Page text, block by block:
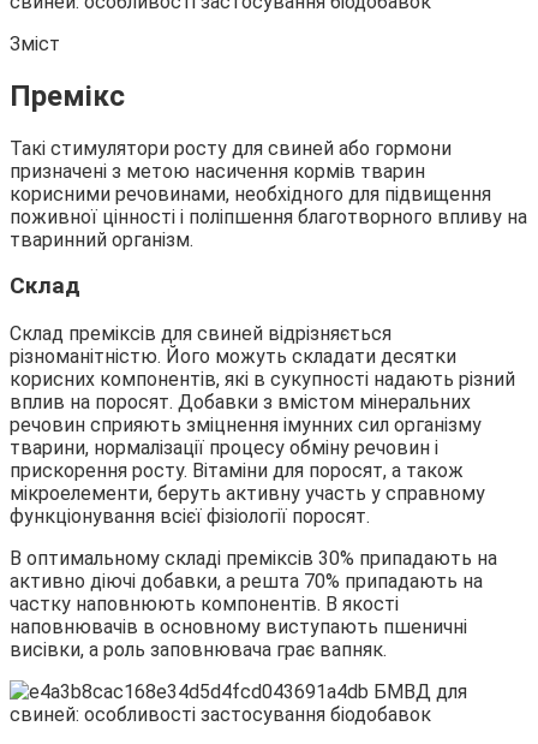
Зміст
Премікс
Такі стимулятори росту для свиней або гормони
призначені з метою насичення кормів тварин
корисними речовинами, необхідного для підвищення
поживної цінності і поліпшення благотворного впливу на
тваринний організм.
Склад
Склад преміксів для свиней відрізняється
різноманітністю. Його можуть складати десятки
корисних компонентів, які в сукупності надають різний
вплив на поросят. Добавки з вмістом мінеральних
речовин сприяють зміцнення імунних сил організму
тварини, нормалізації процесу обміну речовин і
прискорення росту. Вітаміни для поросят, а також
мікроелементи, беруть активну участь у справному
функціонування всієї фізіології поросят.
В оптимальному складі преміксів 30% припадають на
активно діючі добавки, а решта 70% припадають на
частку наповнюють компонентів. В якості
наповнювачів в основному виступають пшеничні
висівки, а роль заповнювача грає вапняк.